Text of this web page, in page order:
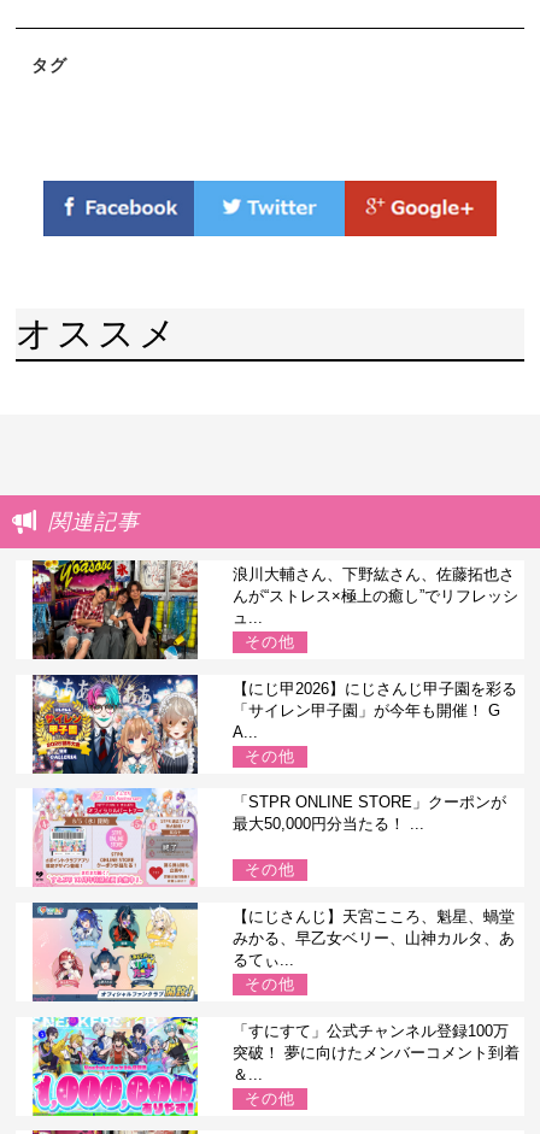
タグ
オススメ
関連記事
浪川大輔さん、下野紘さん、佐藤拓也さ
んが“ストレス×極上の癒し”でリフレッシ
ュ...
その他
【にじ甲2026】にじさんじ甲子園を彩る
「サイレン甲子園」が今年も開催！ G
A...
その他
「STPR ONLINE STORE」クーポンが
最大50,000円分当たる！ ...
その他
【にじさんじ】天宮こころ、魁星、蝸堂
みかる、早乙女ベリー、山神カルタ、あ
るてぃ...
その他
「すにすて」公式チャンネル登録100万
突破！ 夢に向けたメンバーコメント到着
＆...
その他